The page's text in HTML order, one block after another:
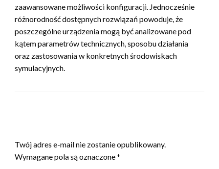
zaawansowane możliwości konfiguracji. Jednocześnie
różnorodność dostępnych rozwiązań powoduje, że
poszczególne urządzenia mogą być analizowane pod
kątem parametrów technicznych, sposobu działania
oraz zastosowania w konkretnych środowiskach
symulacyjnych.
Twój adres e-mail nie zostanie opublikowany.
Wymagane pola są oznaczone*